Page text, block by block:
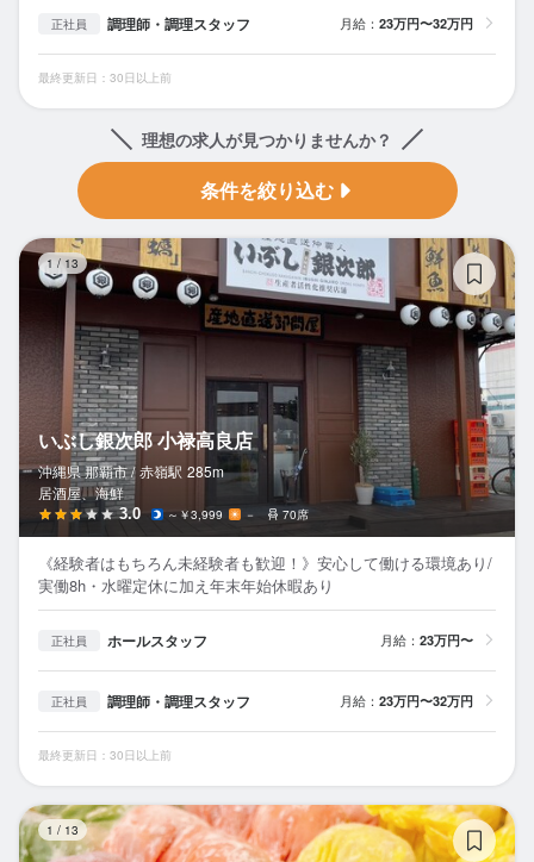
正社員 調理師・調理スタッフ 月給： 23万円〜32万円
最終更新日：30日以上前
理想の求人が見つかりませんか？
条件を絞り込む
1 / 13
いぶし銀次郎 小禄高良店
沖縄県 那覇市 / 赤嶺駅 285m
居酒屋、海鮮
3.0 ～￥3,999 － 70席
《経験者はもちろん未経験者も歓迎！》安心して働ける環境あり/
実働8h・水曜定休に加え年末年始休暇あり
正社員 ホールスタッフ 月給： 23万円〜
正社員 調理師・調理スタッフ 月給： 23万円〜32万円
最終更新日：30日以上前
1 / 13